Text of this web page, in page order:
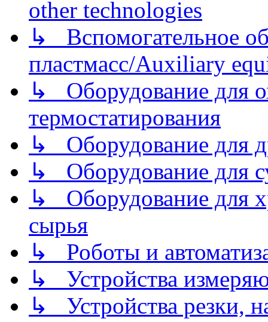
other technologies
↳ Вспомогательное
пластмасс/Auxiliary
↳ Оборудование для
термостатирования
↳ Оборудование для
↳ Оборудование для
↳ Оборудование для
сырья
↳ Роботы и
↳ Устройства
↳ Устройства резки,